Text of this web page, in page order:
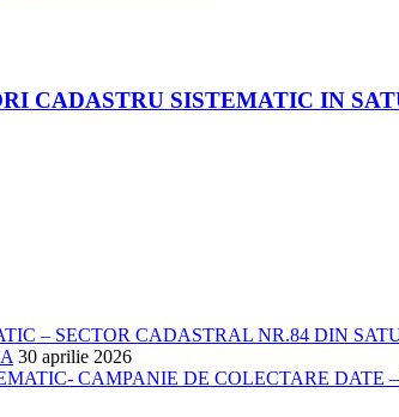
CADASTRU SISTEMATIC IN
– SECTOR CADASTRAL NR.84 DIN
30 aprilie 2026
CAMPANIE DE COLECTARE DATE